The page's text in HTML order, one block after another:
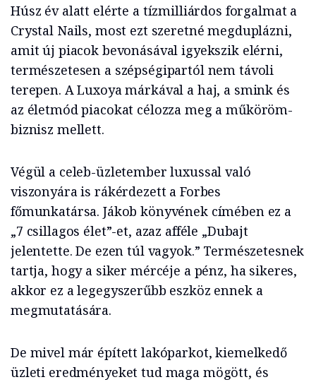
Húsz év alatt elérte a tízmilliárdos forgalmat a
Crystal Nails, most ezt szeretné megduplázni,
amit új piacok bevonásával igyekszik elérni,
természetesen a szépségipartól nem távoli
terepen. A Luxoya márkával a haj, a smink és
az életmód piacokat célozza meg a műköröm-
biznisz mellett.
Végül a celeb-üzletember luxussal való
viszonyára is rákérdezett a Forbes
főmunkatársa. Jákob könyvének címében ez a
„7 csillagos élet”-et, azaz afféle „Dubajt
jelentette. De ezen túl vagyok.” Természetesnek
tartja, hogy a siker mércéje a pénz, ha sikeres,
akkor ez a legegyszerűbb eszköz ennek a
megmutatására.
De mivel már épített lakóparkot, kiemelkedő
üzleti eredményeket tud maga mögött, és